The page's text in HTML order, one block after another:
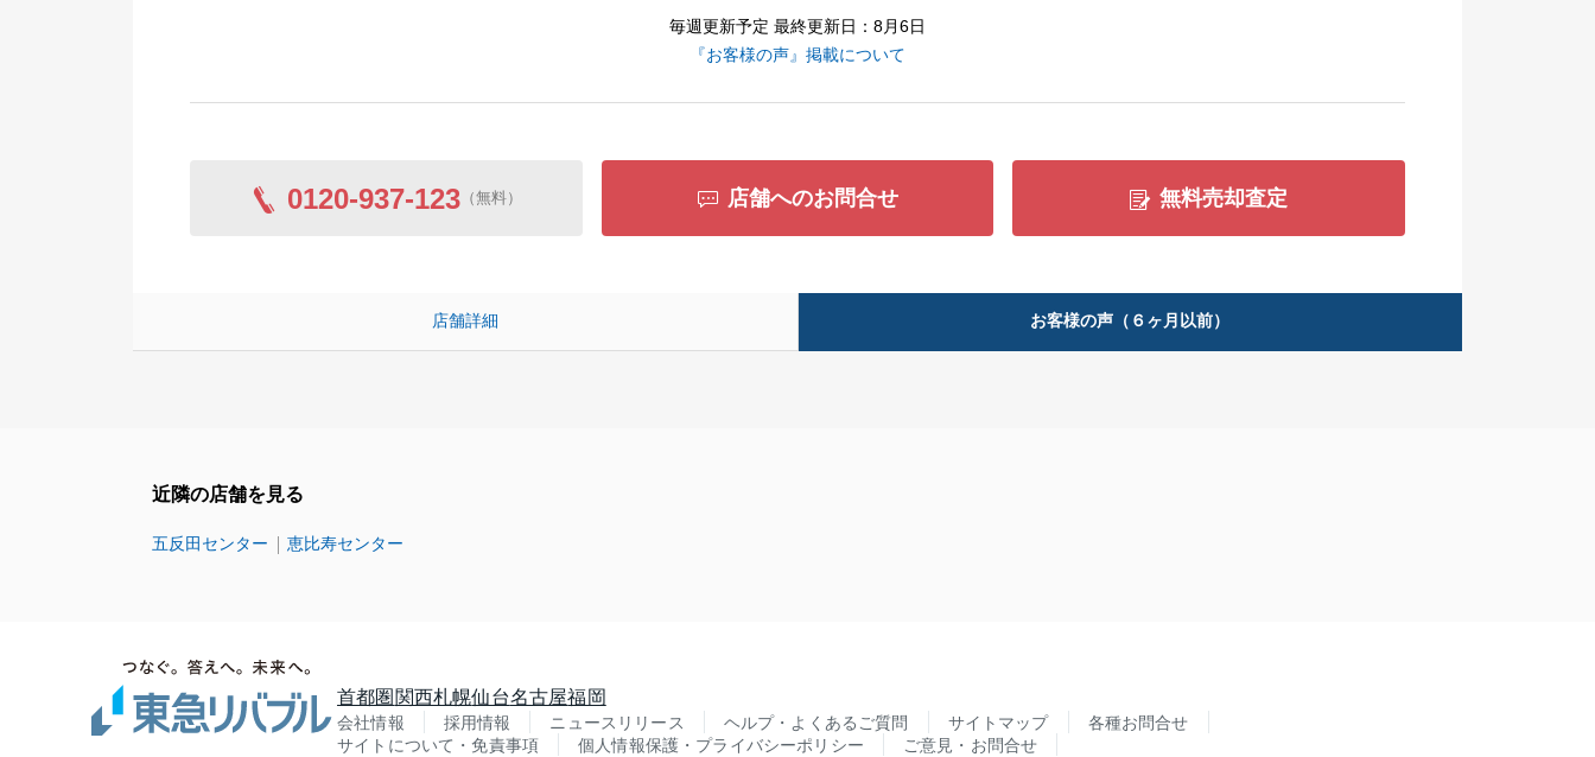
毎週更新予定 最終更新日：8月6日
『お客様の声』掲載について
0120-937-123（無料） 店舗へのお問合せ 無料売却査定
店舗詳細 お客様の声（６ヶ月以前）
近隣の店舗を見る
五反田センター 恵比寿センター
首都圏関西札幌仙台名古屋福岡
会社情報 採用情報 ニュースリリース ヘルプ・よくあるご質問 サイトマップ
各種お問合せ
サイトについて・免責事項
個人情報保護・プライバシーポリシー ご意見・お問合せ